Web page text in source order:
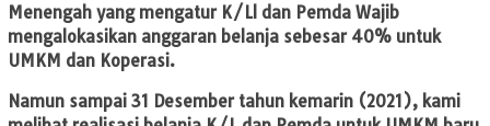
Menengah yang mengatur K/Ll dan Pemda Wajib
mengalokasikan anggaran belanja sebesar 40% untuk
UMKM dan Koperasi.
Namun sampai 31 Desember tahun kemarin (2021), kami